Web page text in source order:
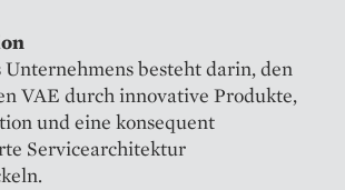
besteht darin, den
VAE durch innovative Produkte,
und eine konsequent
Servicearchitektur